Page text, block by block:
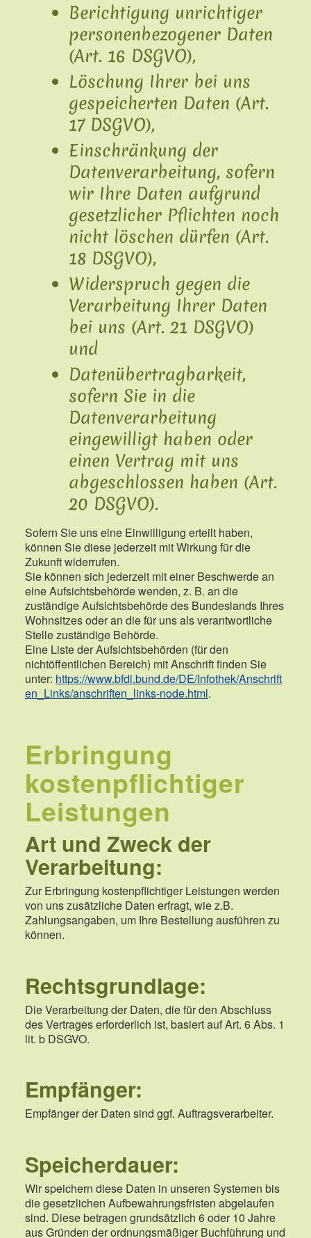
Berichtigung unrichtiger
personenbezogener Daten
(Art. 16 DSGVO),
Löschung Ihrer bei uns
gespeicherten Daten (Art.
17 DSGVO),
Einschränkung der
Datenverarbeitung, sofern
wir Ihre Daten aufgrund
gesetzlicher Pflichten noch
nicht löschen dürfen (Art.
18 DSGVO),
Widerspruch gegen die
Verarbeitung Ihrer Daten
bei uns (Art. 21 DSGVO)
und
Datenübertragbarkeit,
sofern Sie in die
Datenverarbeitung
eingewilligt haben oder
einen Vertrag mit uns
abgeschlossen haben (Art.
20 DSGVO).
Sofern Sie uns eine Einwilligung erteilt haben,
können Sie diese jederzeit mit Wirkung für die
Zukunft widerrufen.
Sie können sich jederzeit mit einer Beschwerde an
eine Aufsichtsbehörde wenden, z. B. an die
zuständige Aufsichtsbehörde des Bundeslands Ihres
Wohnsitzes oder an die für uns als verantwortliche
Stelle zuständige Behörde.
Eine Liste der Aufsichtsbehörden (für den
nichtöffentlichen Bereich) mit Anschrift finden Sie
unter: https://www.bfdi.bund.de/DE/Infothek/Anschrift
en_Links/anschriften_links-node.html.
Erbringung
kostenpflichtiger
Leistungen
Art und Zweck der
Verarbeitung:
Zur Erbringung kostenpflichtiger Leistungen werden
von uns zusätzliche Daten erfragt, wie z.B.
Zahlungsangaben, um Ihre Bestellung ausführen zu
können.
Rechtsgrundlage:
Die Verarbeitung der Daten, die für den Abschluss
des Vertrages erforderlich ist, basiert auf Art. 6 Abs. 1
lit. b DSGVO.
Empfänger:
Empfänger der Daten sind ggf. Auftragsverarbeiter.
Speicherdauer:
Wir speichern diese Daten in unseren Systemen bis
die gesetzlichen Aufbewahrungsfristen abgelaufen
sind. Diese betragen grundsätzlich 6 oder 10 Jahre
aus Gründen der ordnungsmäßiger Buchführung und